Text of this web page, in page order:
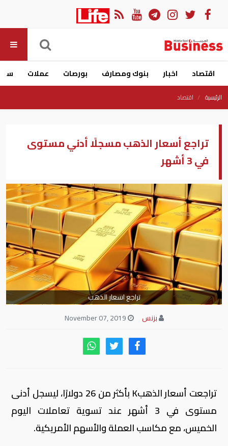
اقتصاد اخبار بنوك ومصارف بورصات عملات
الرئيسية اقتصاد
تراجع أسعار الذهب مسجلًا أدني مستوى
في 3 أشهر
تراجع اسعار الذهب
بزنس
تراجعت أسعار الذهبK بأكثر من 26 دولارًا، ليسجل أدنى
مستوى في 3 أشهر عند تسوية تعاملات اليوم
الخميس، مع مكاسب العملة والأسهم الأمريكية.